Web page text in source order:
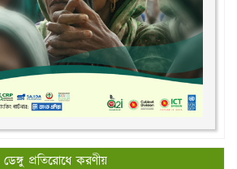
ডেঙ্গু প্রতিরোধে করণীয়